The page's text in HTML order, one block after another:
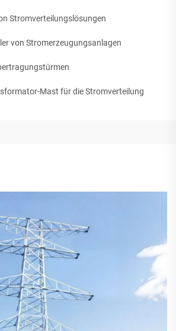
Stromverteilungslösungen
von Stromerzeugungsanlagen
Mast für die Stromverteilung